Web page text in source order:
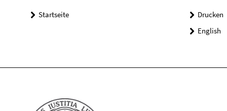
Startseite
Drucken
English